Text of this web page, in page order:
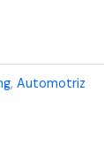
, Automotriz